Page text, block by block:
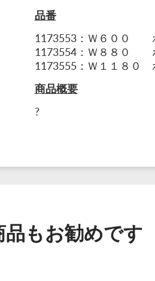
品番
1173553：Ｗ６００
1173554：Ｗ８８０
1173555：Ｗ１１８０
商品概要
?
品もお勧めです